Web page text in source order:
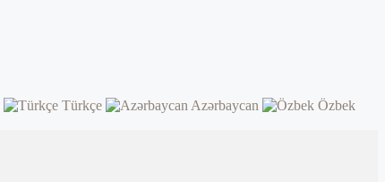
Türkçe Azərbaycan
Özbek